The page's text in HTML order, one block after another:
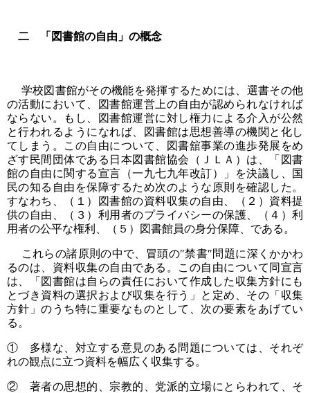
二 「図書館の自由」の概念
学校図書館がその機能を発揮するためには、選書その他
の活動において、図書館運営上の自由が認められなければ
ならない。もし、図書館運営に対し権力による介入が公然
と行われるようになれば、図書館は思想善導の機関と化し
てしまう。この自由について、図書舘事業の進歩発展をめ
ざす民間団体である日本図書館協会（ＪＬＡ）は、「図書
館の自由に関する宣言（一九七九年改訂）」を決議し、国
民の知る自由を保障するため次のような原則を確認した。
すなわち、（１）図書館の資料収集の自由、（２）資料提
供の自由、（３）利用者のプライバシーの保護、（４）利
用者の公平な権利、（５）図書館員の身分保障、である。
これらの諸原則の中で、冒頭の″禁書″問題に深くかかわ
るのは、資料収集の自由である。この自由について同宣言
は、「図書館は自らの責任において作成した収集方針にも
とづき資料の選択および収集を行う」と定め、その「収集
方針」のうち特に重要なものとして、次の要素をあげてい
る。
① 多様な、対立する意見のある問題については、それぞ
れの観点に立つ資料を幅広く収集する。
② 著者の思想的、宗教的、党派的立場にとらわれて、そ